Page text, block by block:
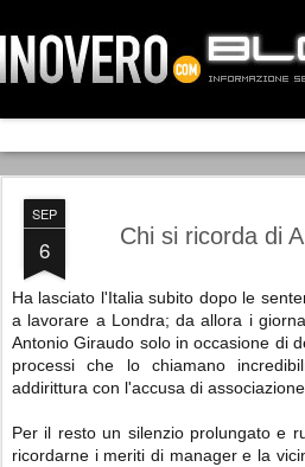
SEP
6 Chi si ricorda di
Ha lasciato l'Italia subito dopo le
a lavorare a Londra; da allora i
Antonio Giraudo solo in occasione di
processi che lo chiamano
addirittura con l'accusa di
Per il resto un silenzio prolungato e
ricordarne i meriti di manager e la